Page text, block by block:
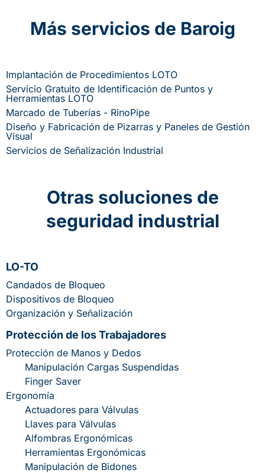
Más servicios de Baroig
Implantación de Procedimientos LOTO
Servicio Gratuito de Identificación de Puntos y
Herramientas LOTO
Marcado de Tuberías - RinoPipe
Diseño y Fabricación de Pizarras y Paneles de Gestión
Visual
Servicios de Señalización Industrial
Otras soluciones de
seguridad industrial
LO-TO
Candados de Bloqueo
Dispositivos de Bloqueo
Organización y Señalización
Protección de los Trabajadores
Protección de Manos y Dedos
Manipulación Cargas Suspendidas
Finger Saver
Ergonomía
Actuadores para Válvulas
Llaves para Válvulas
Alfombras Ergonómicas
Herramientas Ergonómicas
Manipulación de Bidones